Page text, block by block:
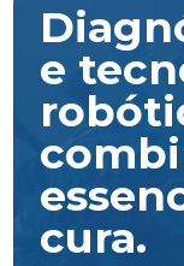
e
cura.